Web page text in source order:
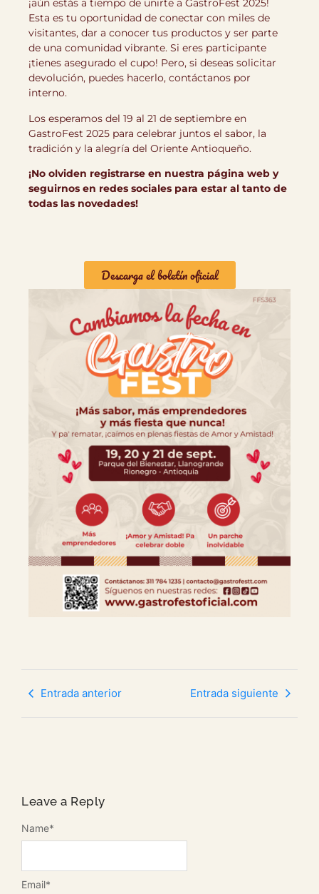
¡aún estás a tiempo de unirte a GastroFest 2025!
Esta es tu oportunidad de conectar con miles de
visitantes, dar a conocer tus productos y ser parte
de una comunidad vibrante. Si eres participante
¡tienes asegurado el cupo! Pero, si deseas solicitar
devolución, puedes hacerlo, contáctanos por
interno.
Los esperamos del 19 al 21 de septiembre en
GastroFest 2025 para celebrar juntos el sabor, la
tradición y la alegría del Oriente Antioqueño.
¡No olviden registrarse en nuestra página web y
seguirnos en redes sociales para estar al tanto de
todas las novedades!
Descarga el boletín oficial
Entrada anterior Entrada siguiente
Leave a Reply
Name*
Email*